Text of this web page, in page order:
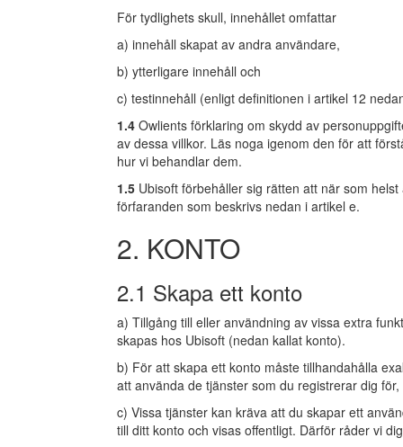
För tydlighets skull, innehållet omfattar
a) innehåll skapat av andra användare,
b) ytterligare innehåll och
c) testinnehåll (enligt definitionen i artikel 12
1.4 Owlients förklaring om skydd av
av dessa villkor. Läs noga igenom den för att
hur vi behandlar dem.
1.5 Ubisoft förbehåller sig rätten att när som
förfaranden som beskrivs nedan i artikel e.
2. KONTO
2.1 Skapa ett konto
a) Tillgång till eller användning av vissa extra
skapas hos Ubisoft (nedan kallat konto).
b) För att skapa ett konto måste tillhandahålla
att använda de tjänster som du registrerar dig
c) Vissa tjänster kan kräva att du skapar ett
till ditt konto och visas offentligt. Därför råder vi